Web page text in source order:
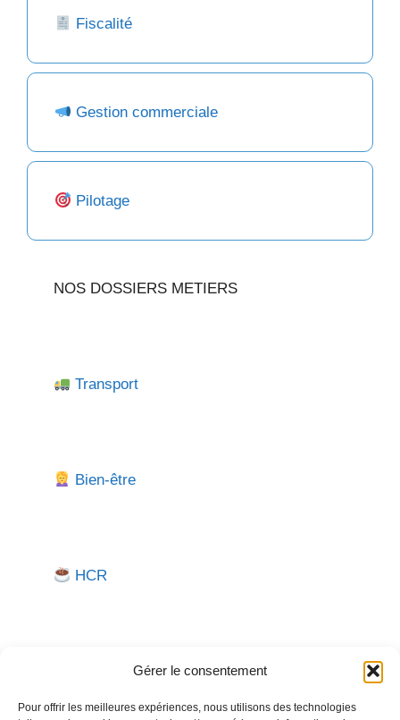
Gérer le consentement
Pour offrir les meilleures expériences, nous utilisons des technologies
Fiscalité
Gestion commerciale
Pilotage
NOS DOSSIERS METIERS
Transport
Bien-être
HCR